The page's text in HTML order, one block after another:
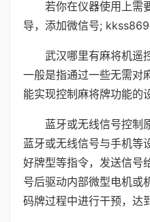
若你在仪器使用上需
导，添加微信号;
武汉哪里有麻将机遥
一般是指通过一些无需对
能实现控制麻将牌功能的
蓝牙或无线信号控制
蓝牙或无线信号与手机等
好牌型等指令，发送信号
号后驱动内部微型电机或
码牌过程中进行干预，达